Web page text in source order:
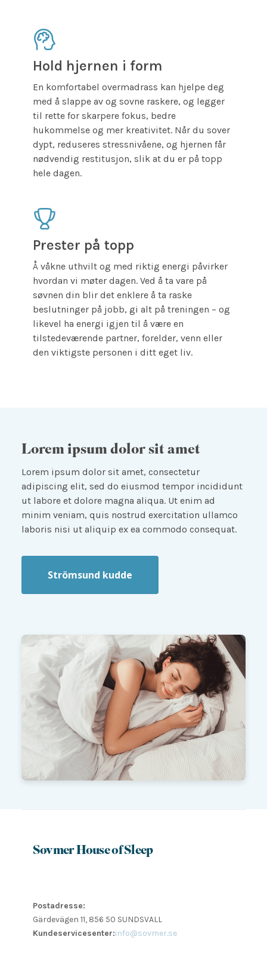
Hold hjernen i form
En komfortabel overmadrass kan hjelpe deg
med å slappe av og sovne raskere, og legger
til rette for skarpere fokus, bedre
hukommelse og mer kreativitet. Når du sover
dypt, reduseres stressnivåene, og hjernen får
nødvendig restitusjon, slik at du er på topp
hele dagen.
Prester på topp
Å våkne uthvilt og med riktig energi påvirker
hvordan vi møter dagen. Ved å ta vare på
søvnen din blir det enklere å ta raske
beslutninger på jobb, gi alt på treningen – og
likevel ha energi igjen til å være en
tilstedeværende partner, forelder, venn eller
den viktigste personen i ditt eget liv.
Lorem ipsum dolor sit amet
Lorem ipsum dolor sit amet, consectetur
adipiscing elit, sed do eiusmod tempor incididunt
ut labore et dolore magna aliqua. Ut enim ad
minim veniam, quis nostrud exercitation ullamco
laboris nisi ut aliquip ex ea commodo consequat.
Strömsund kudde
Sovmer House of Sleep
Postadresse:
Gärdevägen 11, 856 50 SUNDSVALL
Kundeservicesenter:info@sovmer.se